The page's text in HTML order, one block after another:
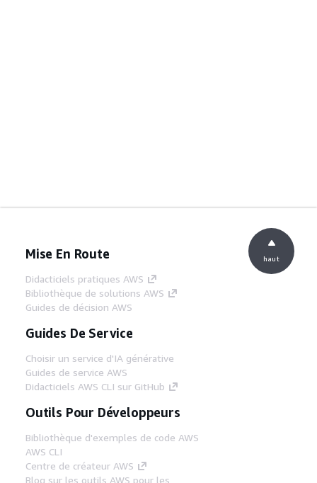
Mise En Route
Didacticiels pratiques AWS
Bibliothèque de solutions AWS
Guides de décision AWS
Guides De Service
Choisir un service d'IA générative
Guides de service AWS
Didacticiels AWS CLI sur GitHub
Outils Pour Développeurs
Bibliothèque d'exemples de code AWS
AWS CLI
Centre de créateur AWS
Blog sur les outils AWS pour les
haut